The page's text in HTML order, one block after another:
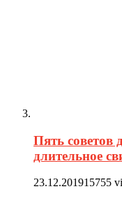
Пять советов
длительное
23.12.201915755